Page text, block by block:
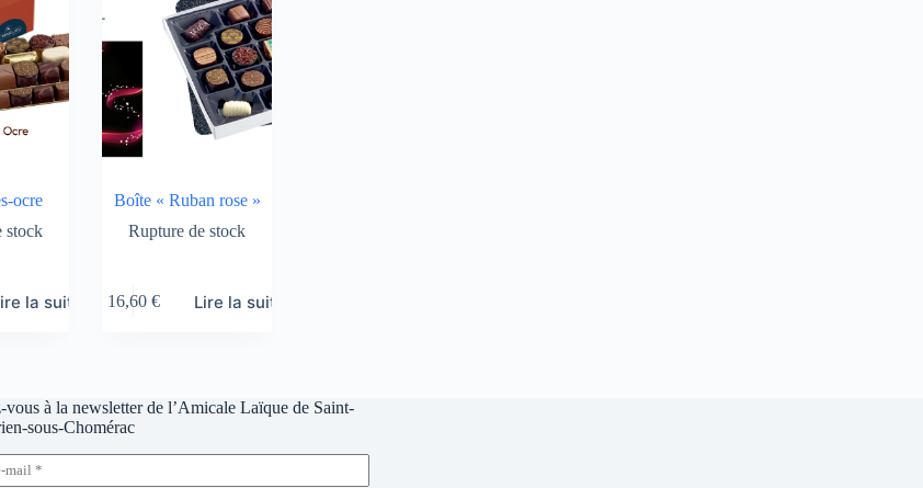
ocre
stock
la suite
Boîte « Ruban rose »
Rupture de stock
16,60 € Lire la suite
vous à la newsletter de l’Amicale Laïque de Saint-
sous-Chomérac